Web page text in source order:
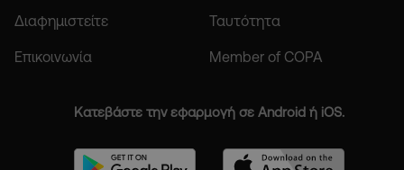
Διαφημιστείτε Ταυτότητα
Επικοινωνία Member of COPA
Κατεβάστε την εφαρμογή σε Android ή iOS.